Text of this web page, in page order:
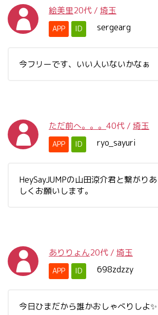
絵美里20代 / 埼玉
APP ID sergearg
今フリーです、いい人いないかなぁ
ただ前へ。。。 40代 / 埼玉
APP ID ryo_sayuri
HeySayJUMPの山田涼介君と繋がり
しくお願いします。
ありりょん20代 / 埼玉
APP ID 698zdzzy
今日ひまだから誰かおしゃべりしよ✨